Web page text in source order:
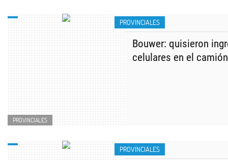
PROVINCIALES
PROVINCIALES
Bouwer: quisieron
celulares en el
PROVINCIALES